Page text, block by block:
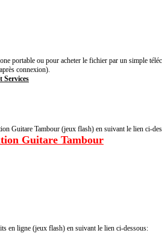
portable ou pour acheter le fichier par un simple
connexion).
Services
Guitare Tambour (jeux flash) en suivant le lien ci-
Guitare Tambour
en ligne (jeux flash) en suivant le lien ci-dessous: